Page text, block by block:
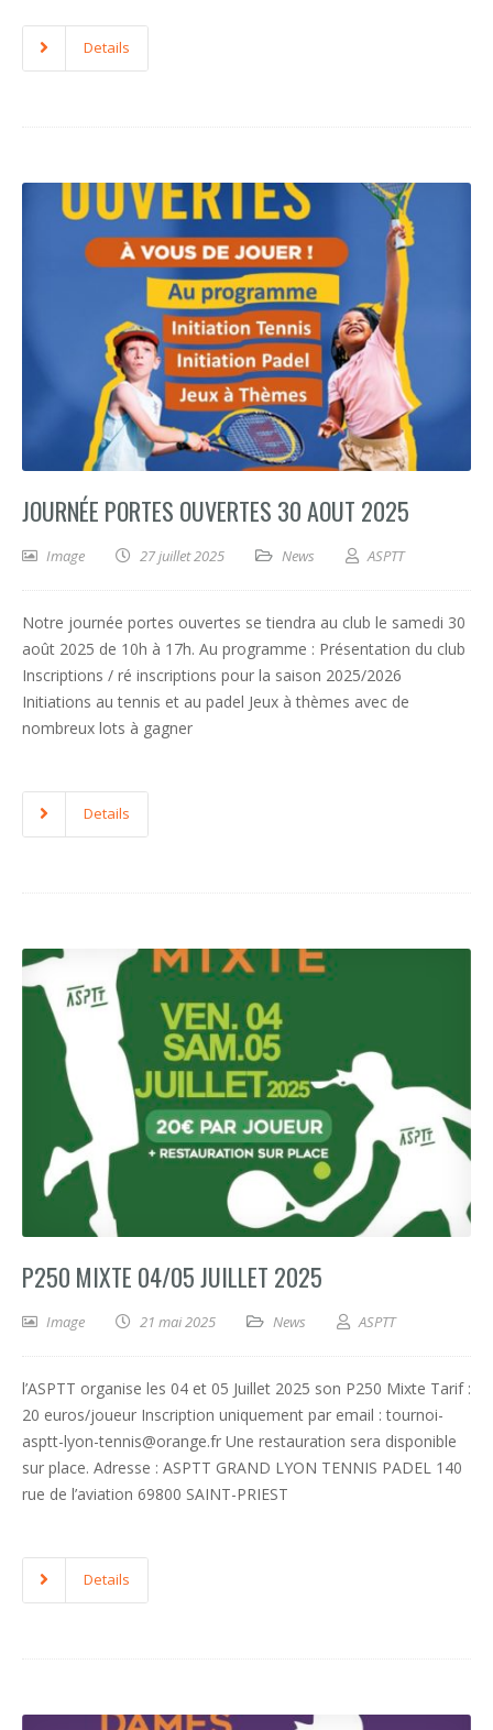
Details
JOURNÉE PORTES OUVERTES 30 AOUT 2025
Image 27 juillet 2025 News ASPTT
Notre journée portes ouvertes se tiendra au club le samedi 30
août 2025 de 10h à 17h. Au programme : Présentation du club
Inscriptions / ré inscriptions pour la saison 2025/2026
Initiations au tennis et au padel Jeux à thèmes avec de
nombreux lots à gagner
Details
P250 MIXTE 04/05 JUILLET 2025
Image 21 mai 2025 News ASPTT
l’ASPTT organise les 04 et 05 Juillet 2025 son P250 Mixte Tarif :
20 euros/joueur Inscription uniquement par email : tournoi-
asptt-lyon-tennis@orange.fr Une restauration sera disponible
sur place. Adresse : ASPTT GRAND LYON TENNIS PADEL 140
rue de l’aviation 69800 SAINT-PRIEST
Details